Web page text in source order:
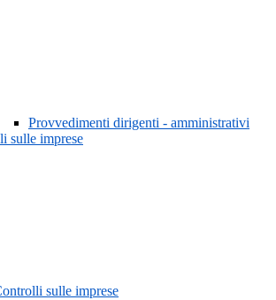
Provvedimenti dirigenti - amministrativi
sulle imprese
sulle imprese